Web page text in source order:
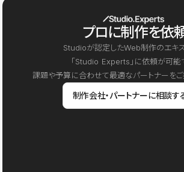
プロに制作を依
Studioが認定したWeb制作のエキ
「Studio Experts」に依頼が可能
課題や予算に合わせて最適なパートナーをご
制作会社・パートナーに相談す